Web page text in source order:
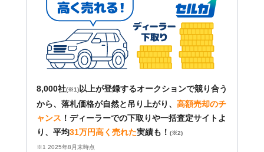
8,000社(※1)以上が登録するオークションで競り合う
から、落札価格が自然と吊り上がり、 高額売却のチ
ャンス ！ ディーラーでの下取りや一括査定サイトよ
り、平均31万円高く売れた実績も！ (※2)
※1 2025年8月末時点